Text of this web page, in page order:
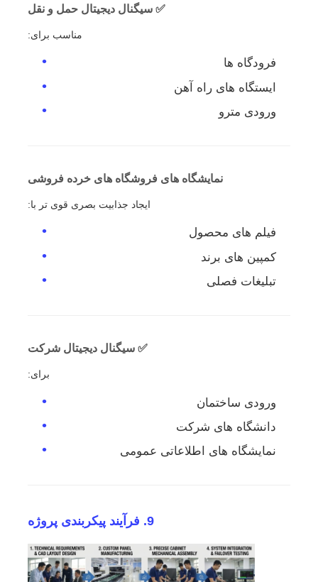
✅ سیگنال دیجیتال حمل و نقل
مناسب برای:
فرودگاه ها
ایستگاه های راه آهن
ورودی مترو
نمایشگاه های فروشگاه های خرده فروشی
ایجاد جذابیت بصری قوی تر با:
فیلم های محصول
کمپین های برند
تبلیغات فصلی
✅ سیگنال دیجیتال شرکت
برای:
ورودی ساختمان
دانشگاه های شرکت
نمایشگاه های اطلاعاتی عمومی
9. فرآیند پیکربندی پروژه